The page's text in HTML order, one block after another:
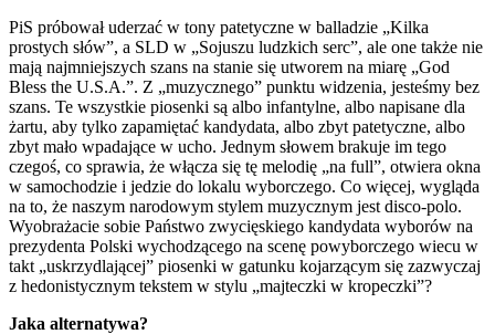
PiS próbował uderzać w tony patetyczne w balladzie „Kilka
prostych słów”, a SLD w „Sojuszu ludzkich serc”, ale one także nie
mają najmniejszych szans na stanie się utworem na miarę „God
Bless the U.S.A.”. Z „muzycznego” punktu widzenia, jesteśmy bez
szans. Te wszystkie piosenki są albo infantylne, albo napisane dla
żartu, aby tylko zapamiętać kandydata, albo zbyt patetyczne, albo
zbyt mało wpadające w ucho. Jednym słowem brakuje im tego
czegoś, co sprawia, że włącza się tę melodię „na full”, otwiera okna
w samochodzie i jedzie do lokalu wyborczego. Co więcej, wygląda
na to, że naszym narodowym stylem muzycznym jest disco-polo.
Wyobrażacie sobie Państwo zwycięskiego kandydata wyborów na
prezydenta Polski wychodzącego na scenę powyborczego wiecu w
takt „uskrzydlającej” piosenki w gatunku kojarzącym się zazwyczaj
z hedonistycznym tekstem w stylu „majteczki w kropeczki”?
Jaka alternatywa?